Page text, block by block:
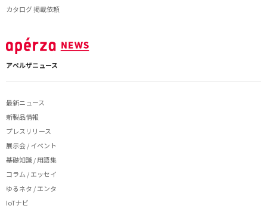
カタログ 掲載依頼
アペルザニュース
最新ニュース
新製品情報
プレスリリース
展示会 / イベント
基礎知識 / 用語集
コラム / エッセイ
ゆるネタ / エンタ
IoTナビ